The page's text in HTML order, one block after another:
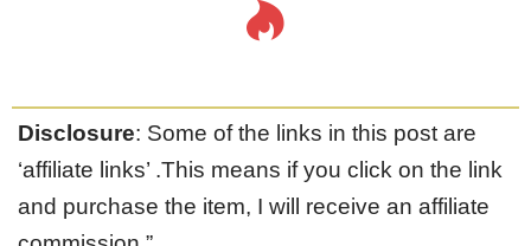
Disclosure: Some of the links in this post are
‘affiliate links’ .This means if you click on the link
and purchase the item, I will receive an affiliate